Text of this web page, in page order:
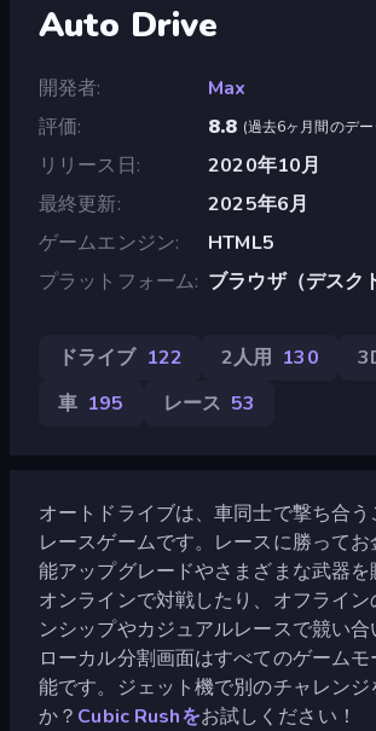
Auto Drive
開発者
Max
評価
8.8 (過去6ヶ月間のデー
リリース日
2020年10月
最終更新
2025年6月
ゲームエンジン
HTML5
プラットフォーム ブラウザ（デスク
ドライブ 122 2人用 130
車 195 レース 53
オートドライブは、車同士で撃ち合う
レースゲームです。レースに勝って
能アップグレードやさまざまな武器を
オンラインで対戦したり、オフライン
ンシップやカジュアルレースで競い合
ローカル分割画面はすべてのゲーム
能です。ジェット機で別のチャレン
か？ Cubic Rushをお試しください！